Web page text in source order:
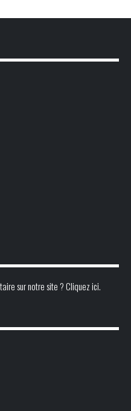
sur notre site ? Cliquez ici.